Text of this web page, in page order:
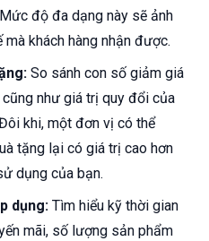
độ đa dạng này sẽ ảnh
khách hàng nhận được.
So sánh con số giảm giá
như giá trị quy đổi của
khi, một đơn vị có thể
tặng lại có giá trị cao hơn
dụng của bạn.
dụng: Tìm hiểu kỹ thời gian
mãi, số lượng sản phẩm